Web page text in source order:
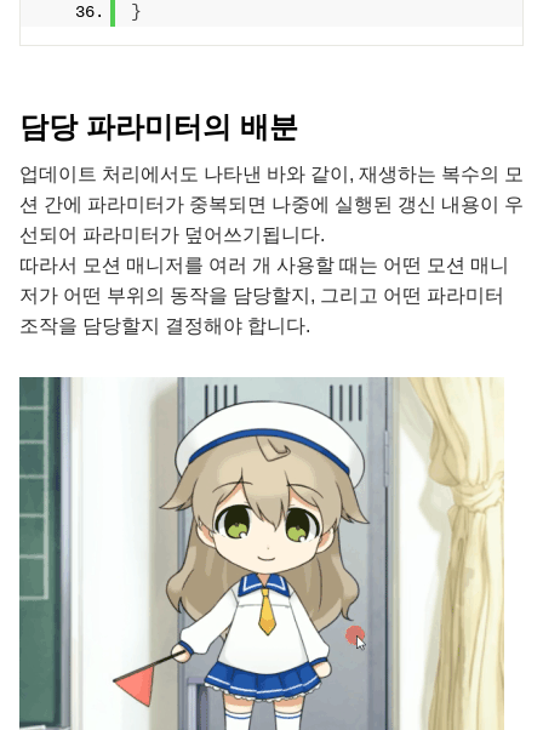
}
담당 파라미터의 배분
업데이트 처리에서도 나타낸 바와 같이, 재생하는 복수의 모
션 간에 파라미터가 중복되면 나중에 실행된 갱신 내용이 우
선되어 파라미터가 덮어쓰기됩니다.
따라서 모션 매니저를 여러 개 사용할 때는 어떤 모션 매니
저가 어떤 부위의 동작을 담당할지, 그리고 어떤 파라미터
조작을 담당할지 결정해야 합니다.